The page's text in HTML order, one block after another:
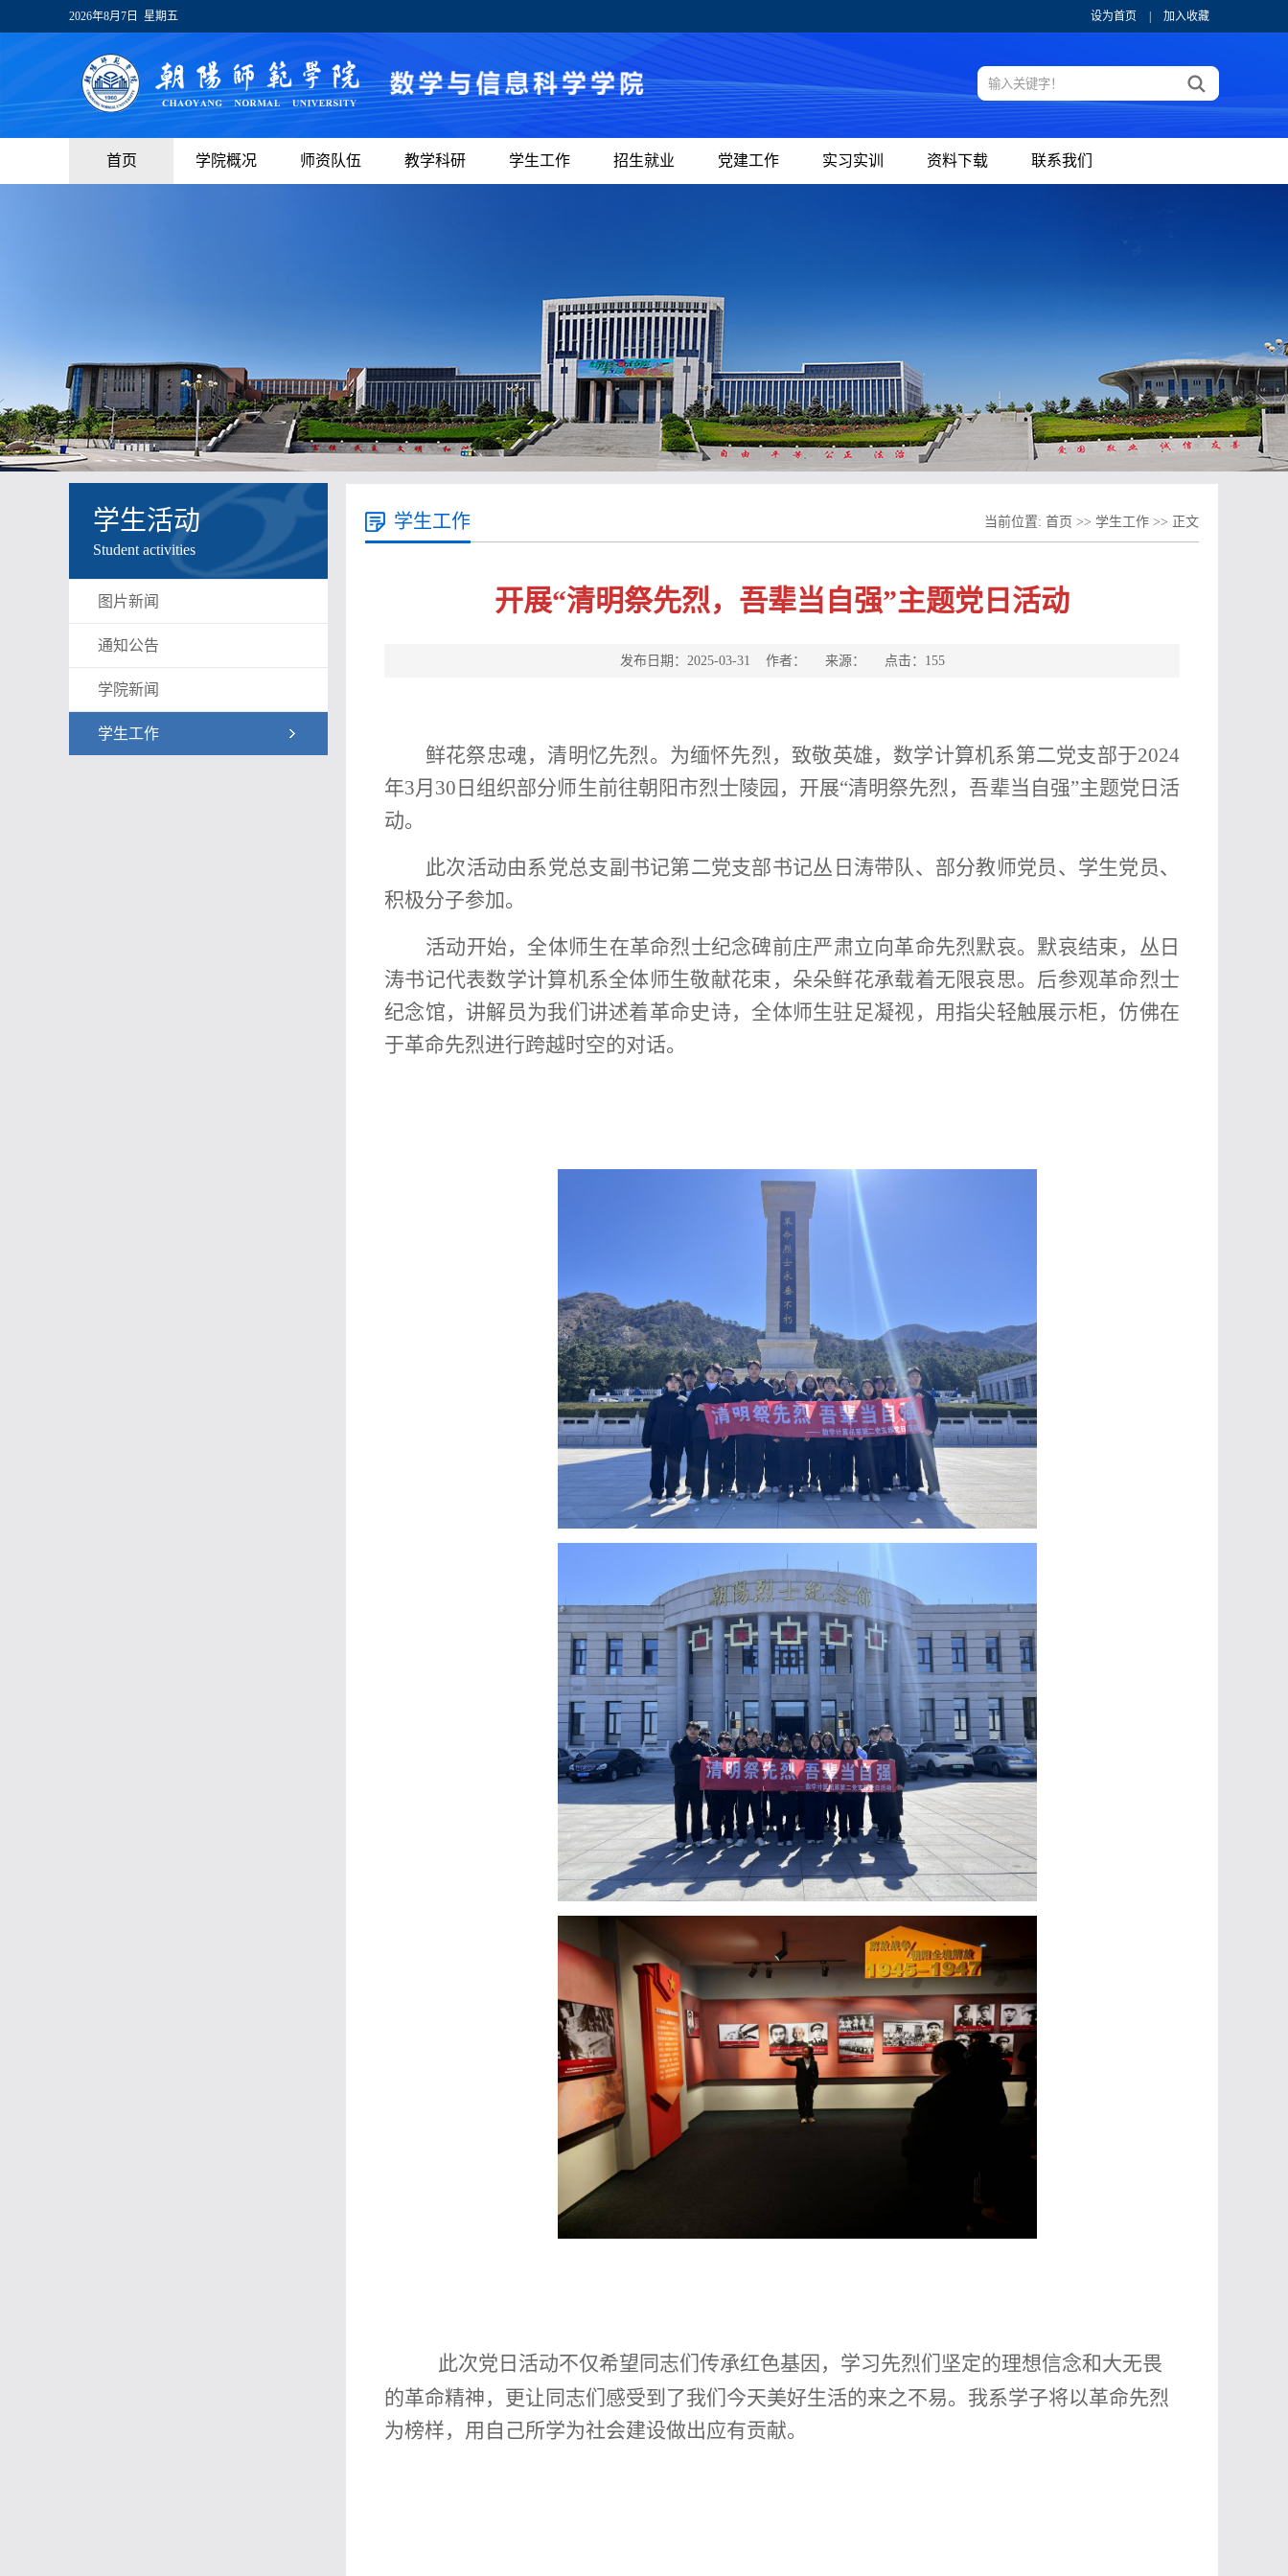
2026年8月7日 星期五 设为首页 加入收藏
首页 学院概况 师资队伍 教学科研 学生工作 招生就业 党建工作 实习实训 资料下载 联系我们
学生活动
Student activities
图片新闻
通知公告
学院新闻
学生工作
学生工作 当前位置: 首页 >> 学生工作 >> 正文
开展“清明祭先烈，吾辈当自强”主题党日活动
发布日期：2025-03-31 作者： 来源： 点击： 155
鲜花祭忠魂，清明忆先烈。为缅怀先烈，致敬英雄，数学计算机系第二党支部于2024
年3月30日组织部分师生前往朝阳市烈士陵园，开展“清明祭先烈，吾辈当自强”主题党日活
动。
此次活动由系党总支副书记第二党支部书记丛日涛带队、部分教师党员、学生党员、
积极分子参加。
活动开始，全体师生在革命烈士纪念碑前庄严肃立向革命先烈默哀。默哀结束，丛日
涛书记代表数学计算机系全体师生敬献花束，朵朵鲜花承载着无限哀思。后参观革命烈士
纪念馆，讲解员为我们讲述着革命史诗，全体师生驻足凝视，用指尖轻触展示柜，仿佛在
于革命先烈进行跨越时空的对话。
此次党日活动不仅希望同志们传承红色基因，学习先烈们坚定的理想信念和大无畏
的革命精神，更让同志们感受到了我们今天美好生活的来之不易。我系学子将以革命先烈
为榜样，用自己所学为社会建设做出应有贡献。